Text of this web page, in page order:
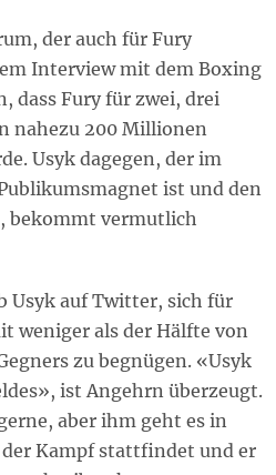
der auch für Fury
Interview mit dem Boxing
dass Fury für zwei, drei
nahezu 200 Millionen
Usyk dagegen, der im
ist und den
bekommt vermutlich
Usyk auf Twitter, sich für
weniger als der Hälfte von
zu begnügen. «Usyk
ist Angehrn überzeugt.
aber ihm geht es in
Kampf stattfindet und er